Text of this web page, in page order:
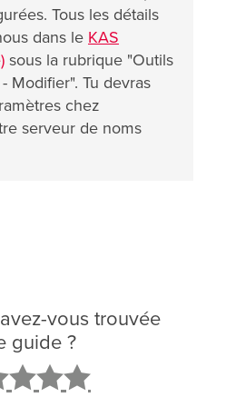
Tous les détails
dans le KAS
sous la rubrique "Outils
Modifier". Tu devras
chez
serveur de noms
vous trouvée
guide ?